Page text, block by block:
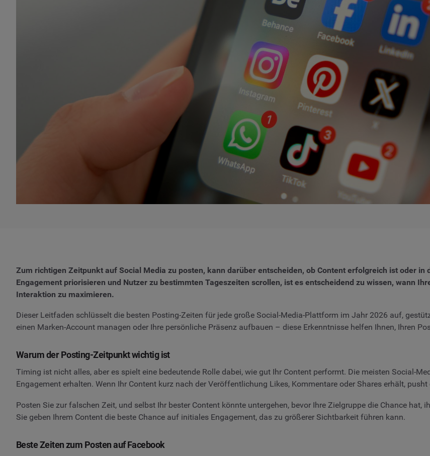
Zum richtigen Zeitpunkt auf Social Media zu posten, kann darüber entscheiden, ob Content erfolgreich ist oder
Engagement priorisieren und Nutzer zu bestimmten Tageszeiten scrollen, ist es entscheidend zu wissen, wann
Interaktion zu maximieren.
Dieser Leitfaden schlüsselt die besten Posting-Zeiten für jede große Social-Media-Plattform im Jahr 2026 auf,
einen Marken-Account managen oder Ihre persönliche Präsenz aufbauen – diese Erkenntnisse helfen Ihnen, Ihren
Warum der Posting-Zeitpunkt wichtig ist
Timing ist nicht alles, aber es spielt eine bedeutende Rolle dabei, wie gut Ihr Content performt. Die meisten Social-
Engagement erhalten. Wenn Ihr Content kurz nach der Veröffentlichung Likes, Kommentare oder Shares erhält,
Posten Sie zur falschen Zeit, und selbst Ihr bester Content könnte untergehen, bevor Ihre Zielgruppe die Chance hat,
Sie geben Ihrem Content die beste Chance auf initiales Engagement, das zu größerer Sichtbarkeit führen kann.
Beste Zeiten zum Posten auf Facebook